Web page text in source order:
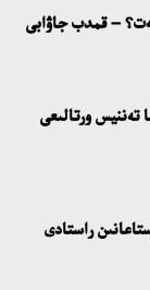
نەگىزگى جەتىستىكتەرى مەن
اۋداردى
– قمدب جاۋابى
تەننيس ورتالىعى
راستادى